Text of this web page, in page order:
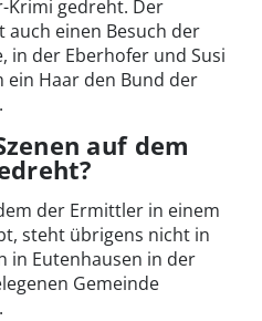
Krimi gedreht. Der
auch einen Besuch der
in der Eberhofer und Susi
ein Haar den Bund der
auf dem
der Ermittler in einem
steht übrigens nicht in
in Eutenhausen in der
Gemeinde